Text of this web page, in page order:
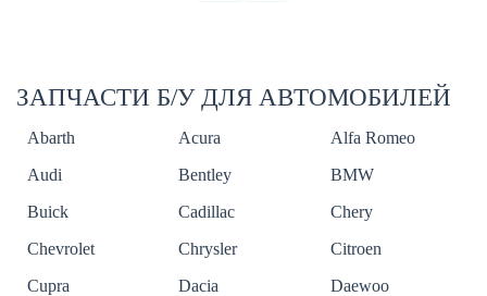
ЗАПЧАСТИ Б/У ДЛЯ АВТОМОБИЛЕЙ
Abarth Acura
Alfa Romeo
Audi
Bentley
BMW
Buick
Cadillac
Chery
Chevrolet
Chrysler
Citroen
Cupra
Dacia
Daewoo